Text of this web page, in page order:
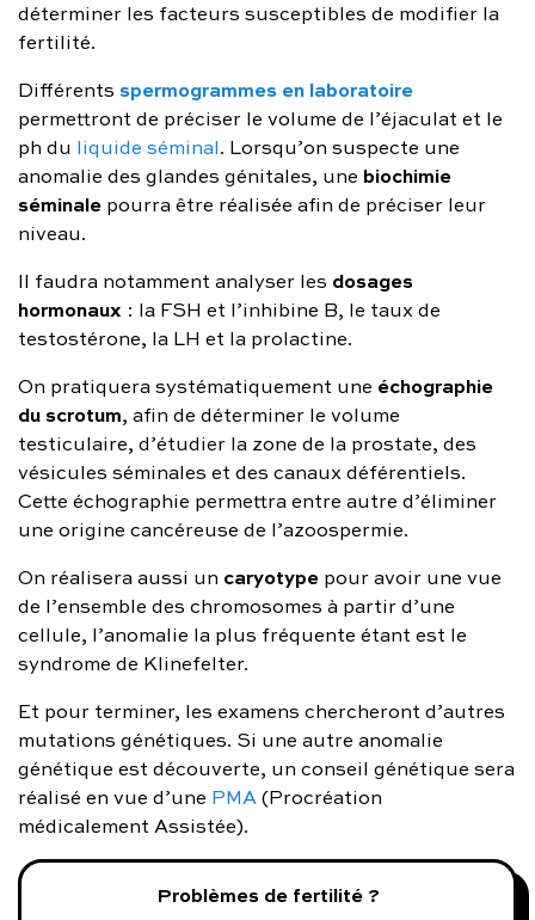
déterminer les facteurs susceptibles de modifier la
fertilité.
Différents spermogrammes en laboratoire
permettront de préciser le volume de l’éjaculat et le
ph du liquide séminal. Lorsqu’on suspecte une
anomalie des glandes génitales, une biochimie
séminale pourra être réalisée afin de préciser leur
niveau.
Il faudra notamment analyser les dosages
hormonaux : la FSH et l’inhibine B, le taux de
testostérone, la LH et la prolactine.
On pratiquera systématiquement une échographie
du scrotum, afin de déterminer le volume
testiculaire, d’étudier la zone de la prostate, des
vésicules séminales et des canaux déférentiels.
Cette échographie permettra entre autre d’éliminer
une origine cancéreuse de l’azoospermie.
On réalisera aussi un caryotype pour avoir une vue
de l’ensemble des chromosomes à partir d’une
cellule, l’anomalie la plus fréquente étant est le
syndrome de Klinefelter.
Et pour terminer, les examens chercheront d’autres
mutations génétiques. Si une autre anomalie
génétique est découverte, un conseil génétique sera
réalisé en vue d’une PMA(Procréation
médicalement Assistée).
Problèmes de fertilité ?